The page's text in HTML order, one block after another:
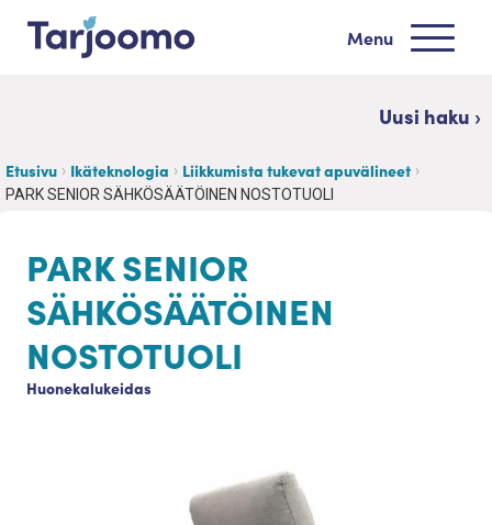
Siirry sisältöön
Menu
Uusi haku ›
Etusivu Ikäteknologia Liikkumista tukevat apuvälineet
PARK SENIOR SÄHKÖSÄÄTÖINEN NOSTOTUOLI
PARK SENIOR
SÄHKÖSÄÄTÖINEN
NOSTOTUOLI
Huonekalukeidas